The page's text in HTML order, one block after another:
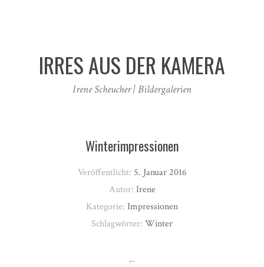
IRRES AUS DER KAMERA
Irene Scheucher | Bildergalerien
Winterimpressionen
Veröffentlicht: 5. Januar 2016
Autor: Irene
Kategorie: Impressionen
Schlagwörter: Winter
←